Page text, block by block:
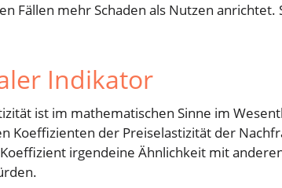
Fällen mehr Schaden als Nutzen
Indikator
ist im mathematischen Sinne im
Koeffizienten der Preiselastizität der
irgendeine Ähnlichkeit mit